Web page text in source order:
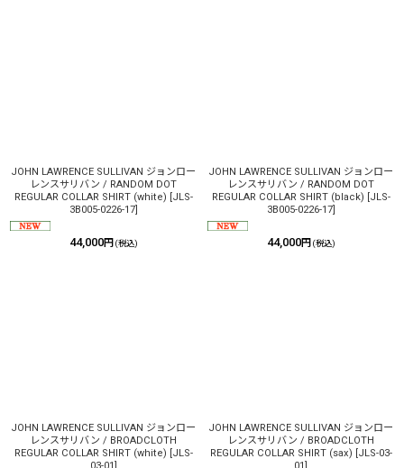
JOHN LAWRENCE SULLIVAN ジョンロー
レンスサリバン / RANDOM DOT
REGULAR COLLAR SHIRT (white)
JLS-
3B005-0226-17]
44,000円 (税込)
JOHN LAWRENCE SULLIVAN ジョンロー
レンスサリバン / RANDOM DOT
REGULAR COLLAR SHIRT (black)
JLS-
3B005-0226-17]
44,000円 (税込)
JOHN LAWRENCE SULLIVAN ジョンロー
レンスサリバン / BROADCLOTH
REGULAR COLLAR SHIRT (white)
JLS-
JOHN LAWRENCE SULLIVAN ジョンロー
レンスサリバン / BROADCLOTH
REGULAR COLLAR SHIRT (sax)
JLS-03-